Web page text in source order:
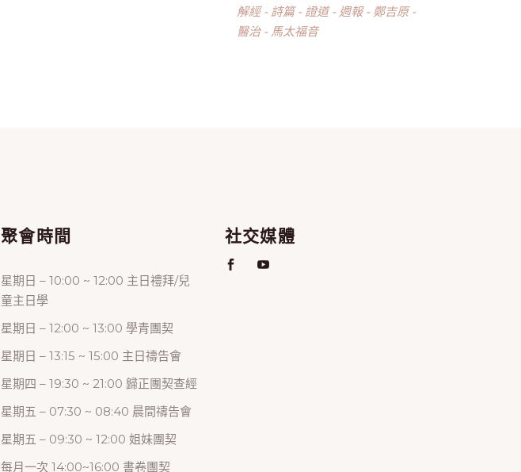
解經
詩篇 證道 週報
鄭吉原
醫治
馬太福音
聚會時間
星期日 – 10:00 ~ 12:00 主日禮拜/兒
童主日學
星期日 – 12:00 ~ 13:00 學青團契
星期日 – 13:15 ~ 15:00 主日禱告會
星期四 – 19:30 ~ 21:00 歸正團契查經
星期五 – 07:30 ~ 08:40 晨間禱告會
星期五 – 09:30 ~ 12:00 姐妹團契
每月一次 14:00~16:00 書卷團契
社交媒體